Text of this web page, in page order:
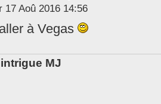
17 Aoû 2016 14:56
à Vegas
MJ